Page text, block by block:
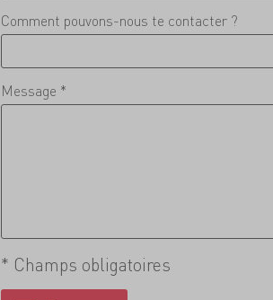
Comment pouvons-nous te contacter ?
Message *
* Champs obligatoires